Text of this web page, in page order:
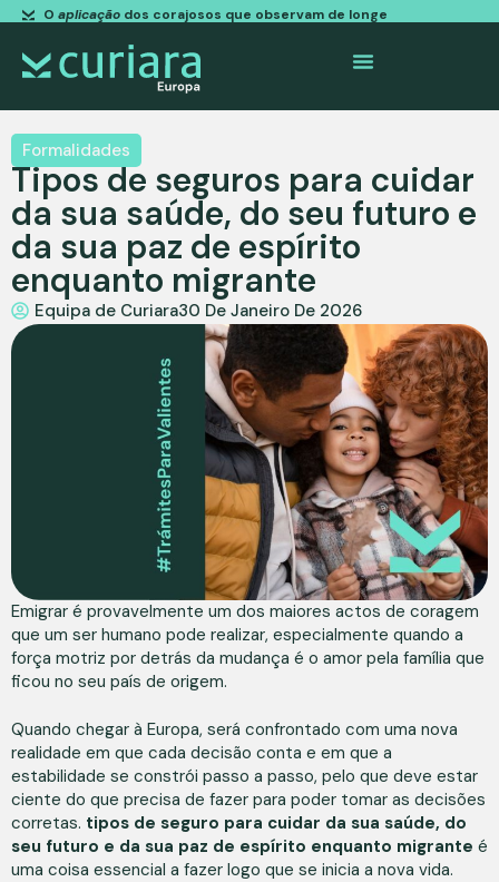
O aplicaçãodos corajosos que observam de longe
Formalidades
Tipos de seguros para cuidar
da sua saúde, do seu futuro e
da sua paz de espírito
enquanto migrante
Equipa de Curiara30 De Janeiro De 2026
Emigrar é provavelmente um dos maiores actos de coragem
que um ser humano pode realizar, especialmente quando a
força motriz por detrás da mudança é o amor pela família que
ficou no seu país de origem.
Quando chegar à Europa, será confrontado com uma nova
realidade em que cada decisão conta e em que a
estabilidade se constrói passo a passo, pelo que deve estar
ciente do que precisa de fazer para poder tomar as decisões
corretas. tipos de seguro para cuidar da sua saúde, do
seu futuro e da sua paz de espírito enquanto migrante é
uma coisa essencial a fazer logo que se inicia a nova vida.